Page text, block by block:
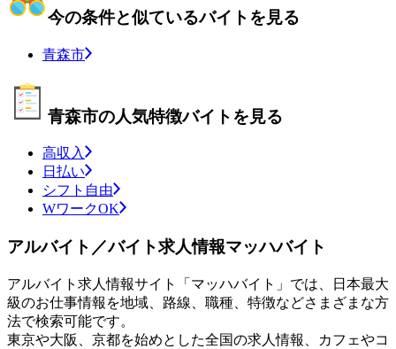
今の条件と似ているバイトを見る
青森市
青森市の人気特徴バイトを見る
高収入
日払い
シフト自由
WワークOK
アルバイト／バイト求人情報マッハバイト
アルバイト求人情報サイト「マッハバイト」では、日本最大
級のお仕事情報を地域、路線、職種、特徴などさまざまな方
法で検索可能です。
東京や大阪、京都を始めとした全国の求人情報、カフェやコ